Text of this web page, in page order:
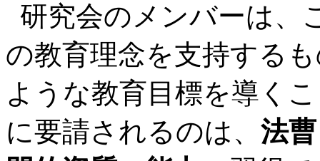
研究会のメンバーは、
の教育理念を支持する
ような教育目標を導く
に要請されるのは、 法